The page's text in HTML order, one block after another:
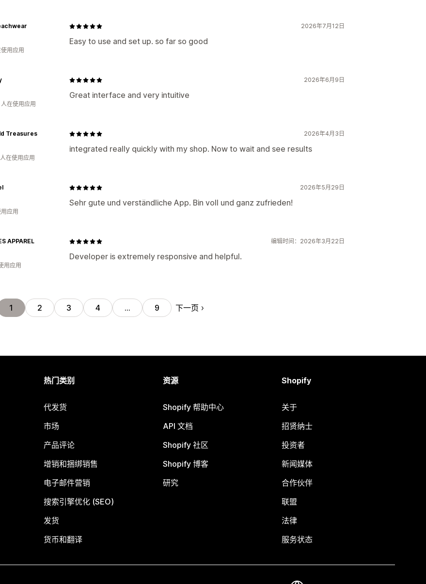
2026年7月12日
Easy to use and set up. so far so good
用应用
2026年6月9日
Great interface and very intuitive
在使用应用
2026年4月3日
integrated really quickly with my shop. Now to wait and see results
Treasures
在使用应用
2026年5月29日
Sehr gute und verständliche App. Bin voll und ganz zufrieden!
应用
编辑时间：2026年3月22日
Developer is extremely responsive and helpful.
APPAREL
用应用
1 2 3 4 … 9 下一页
热门类别
代发货
市场
产品评论
增销和捆绑销售
电子邮件营销
搜索引擎优化 (SEO)
发货
货币和翻译
资源
Shopify 帮助中心
API 文档
Shopify 社区
Shopify 博客
研究
Shopify
关于
招贤纳士
投资者
新闻媒体
合作伙伴
联盟
法律
服务状态